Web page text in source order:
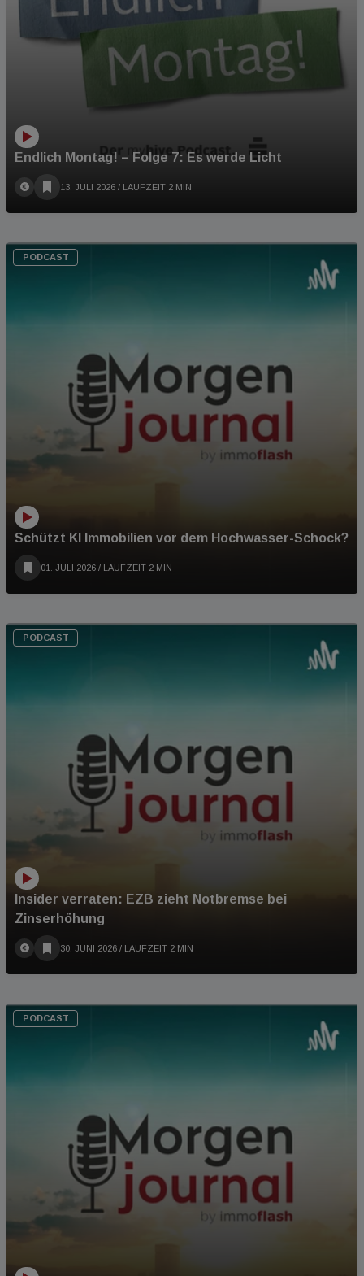
Endlich Montag! – Folge 7: Es werde Licht
13. JULI 2026 / LAUFZEIT 2 MIN
PODCAST
Schützt KI Immobilien vor dem Hochwasser-Schock?
01. JULI 2026 / LAUFZEIT 2 MIN
PODCAST
Insider verraten: EZB zieht Notbremse bei
Zinserhöhung
30. JUNI 2026 / LAUFZEIT 2 MIN
PODCAST